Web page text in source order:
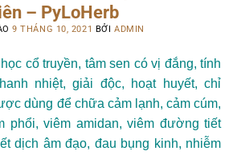
– PyLoHerb
9 THÁNG 10, 2021 BỞI ADMIN
cổ truyền, tâm sen có vị đắng, tính
nhiệt, giải độc, hoạt huyết, chỉ
dùng để chữa cảm lạnh, cảm cúm,
phổi, viêm amidan, viêm đường tiết
dịch âm đạo, đau bụng kinh, nhiễm